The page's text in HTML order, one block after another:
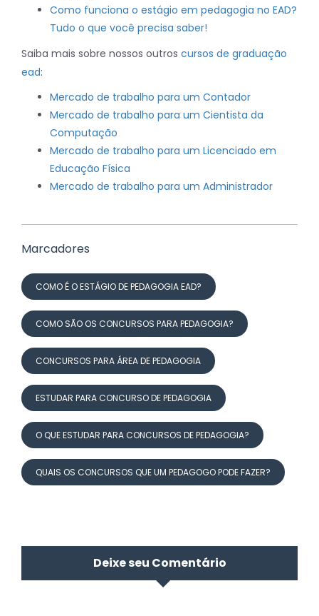
Como funciona o estágio em pedagogia no EAD?
Tudo o que você precisa saber!
Saiba mais sobre nossos outros cursos de graduação
ead:
Mercado de trabalho para um Contador
Mercado de trabalho para um Cientista da
Computação
Mercado de trabalho para um Licenciado em
Educação Física
Mercado de trabalho para um Administrador
Marcadores
COMO É O ESTÁGIO DE PEDAGOGIA EAD?
COMO SÃO OS CONCURSOS PARA PEDAGOGIA?
CONCURSOS PARA ÁREA DE PEDAGOGIA
ESTUDAR PARA CONCURSO DE PEDAGOGIA
O QUE ESTUDAR PARA CONCURSOS DE PEDAGOGIA?
QUAIS OS CONCURSOS QUE UM PEDAGOGO PODE FAZER?
Deixe seu Comentário